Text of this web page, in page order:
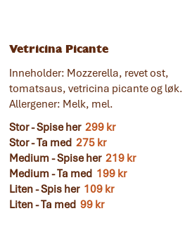
Vetricina Picante
Inneholder: Mozzerella, revet ost,
tomatsaus, vetricina picante og løk.
Allergener: Melk, mel.
Stor - Spise her 299 kr
Stor - Ta med 275 kr
Medium - Spise her 219 kr
Medium - Ta med 199 kr
Liten - Spis her 109 kr
Liten - Ta med 99 kr